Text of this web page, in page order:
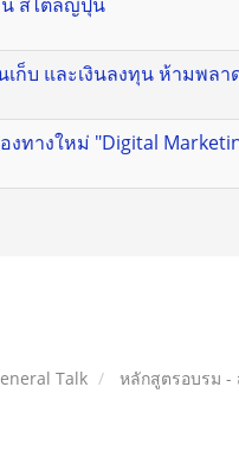
เก็บ และเงินลงทุน ห้ามพล
างใหม่ "Digital
Talk หลักสูตรอบรม